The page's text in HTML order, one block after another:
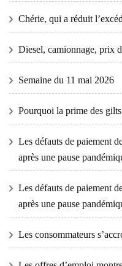
Chérie, qui a réduit
Diesel, camionnage, prix
Semaine du 11 mai 2026
Pourquoi la prime des
Les défauts de paiement
après une pause
Les défauts de paiement
après une pause
Les consommateurs